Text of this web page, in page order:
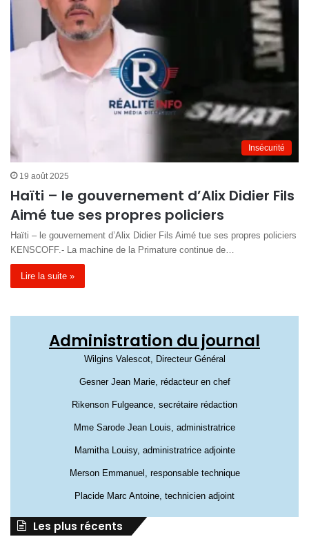
Insécurité
19 août 2025
Haïti – le gouvernement d’Alix Didier Fils
Aimé tue ses propres policiers
Haïti – le gouvernement d’Alix Didier Fils Aimé tue ses propres policiers
KENSCOFF.- La machine de la Primature continue de…
Lire la suite »
Administration du journal
Wilgins Valescot, Directeur Général
Gesner Jean Marie, rédacteur en chef
Rikenson Fulgeance, secrétaire rédaction
Mme Sarode Jean Louis, administratrice
Mamitha Louisy, administratrice adjointe
Merson Emmanuel, responsable technique
Placide Marc Antoine, technicien adjoint
Les plus récents